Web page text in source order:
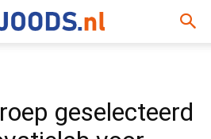
geselecteerd